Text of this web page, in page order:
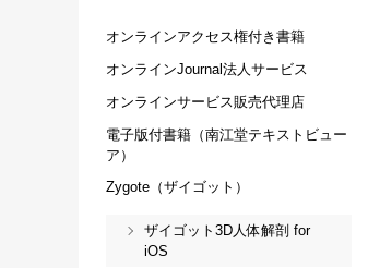
オンラインアクセス権付き書籍
オンラインJournal法人サービス
オンラインサービス販売代理店
電子版付書籍（南江堂テキストビュー
ア）
Zygote（ザイゴット）
ザイゴット3D人体解剖 for
iOS